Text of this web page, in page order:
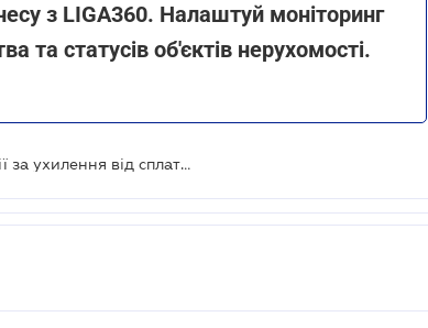
з LIGA360. Налаштуй моніторинг
та статусів об'єктів нерухомості.
Арештовано корпоративні права компанії за ухилення від сплати 123 млн грн податків